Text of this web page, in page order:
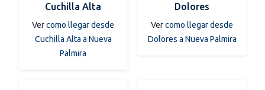
Cuchilla Alta
Vercomo llegar desde
Cuchilla Alta a Nueva
Palmira
Dolores
Vercomo llegar desde
Dolores a Nueva Palmira